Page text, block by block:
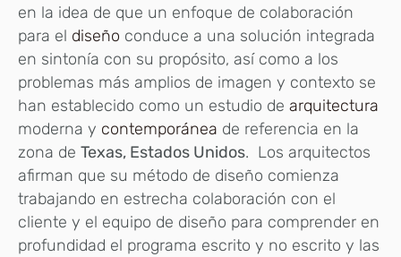
en la idea de que un enfoque de colaboración
para el diseño conduce a una solución integrada
en sintonía con su propósito, así como a los
problemas más amplios de imagen y contexto se
han establecido como un estudio de arquitectura
moderna y contemporánea de referencia en la
zona de Texas, Estados Unidos. Los arquitectos
afirman que su método de diseño comienza
trabajando en estrecha colaboración con el
cliente y el equipo de diseño para comprender en
profundidad el programa escrito y no escrito y las